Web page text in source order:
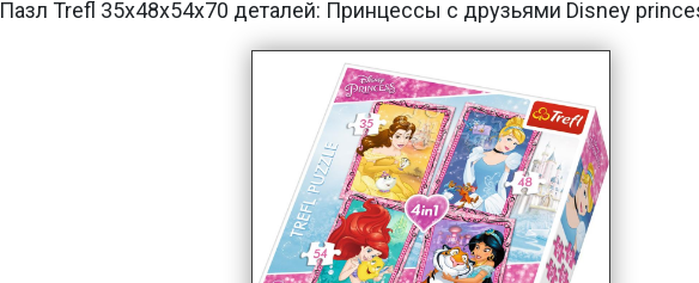
Пазл Trefl 35х48х54х70 деталей: Принцессы с друзьями Disney